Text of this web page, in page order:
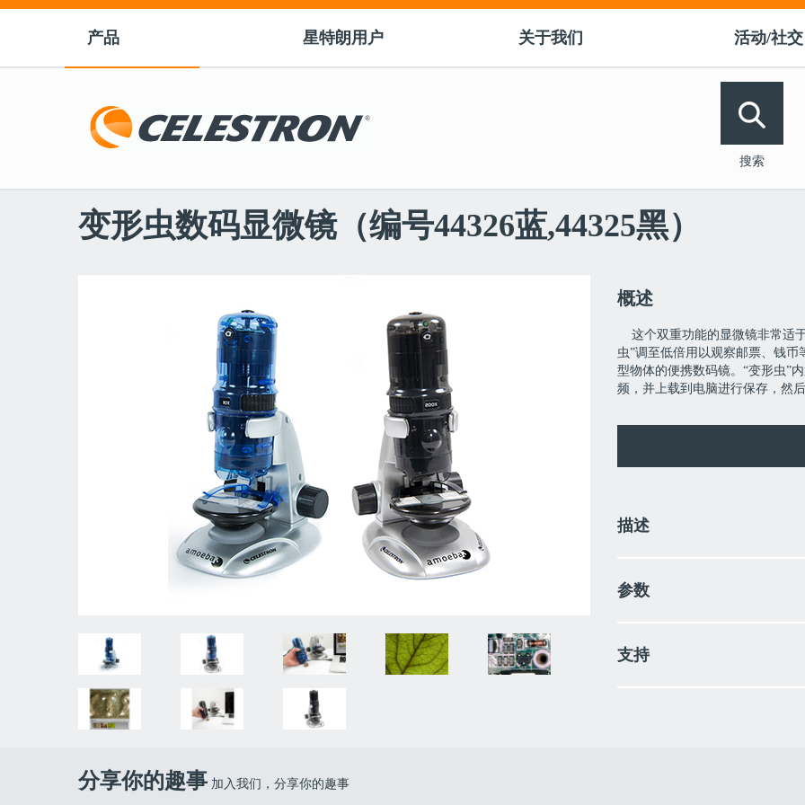
产品 星特朗用户 关于我们 活动/社交
󰀭
搜索
变形虫数码显微镜（编号44326蓝,44325黑）
概述
这个双重功能的显微镜非常适
虫”调至低倍用以观察邮票、钱
型物体的便携数码镜。“变形虫”
频，并上载到电脑进行保存，然
描述
+130万像素内置数码相机
+带双旋钮的细准调焦座
+USB 2.0连接线 Ulead照片处理软
参数
130万像素内置数码相机
支持
分享你的趣事 加入我们，分享你的趣事